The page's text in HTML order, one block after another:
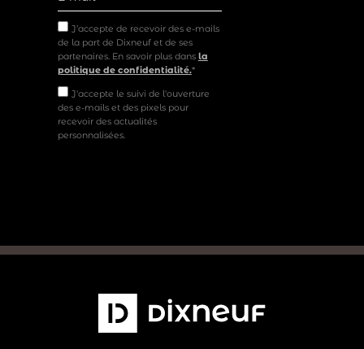
J’accepte de recevoir des e-mails
de la part de Dixneuf et de ses
partenaires. En savoir plus dans la
politique de confidentialité.*
J'accepte le suivi de l'ouverture
des e-mails et des pixels pour
recevoir des actualités
personnalisées.